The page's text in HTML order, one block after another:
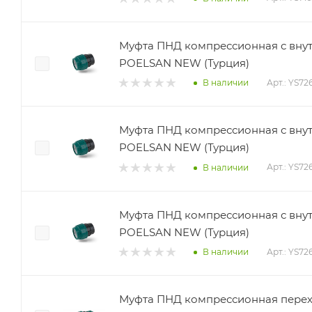
Муфта ПНД компрессионная с
POELSAN NEW (Турция)
В наличии Арт.:
Муфта ПНД компрессионная с
POELSAN NEW (Турция)
В наличии Арт.:
Муфта ПНД компрессионная с
POELSAN NEW (Турция)
В наличии Арт.:
Муфта ПНД компрессионная